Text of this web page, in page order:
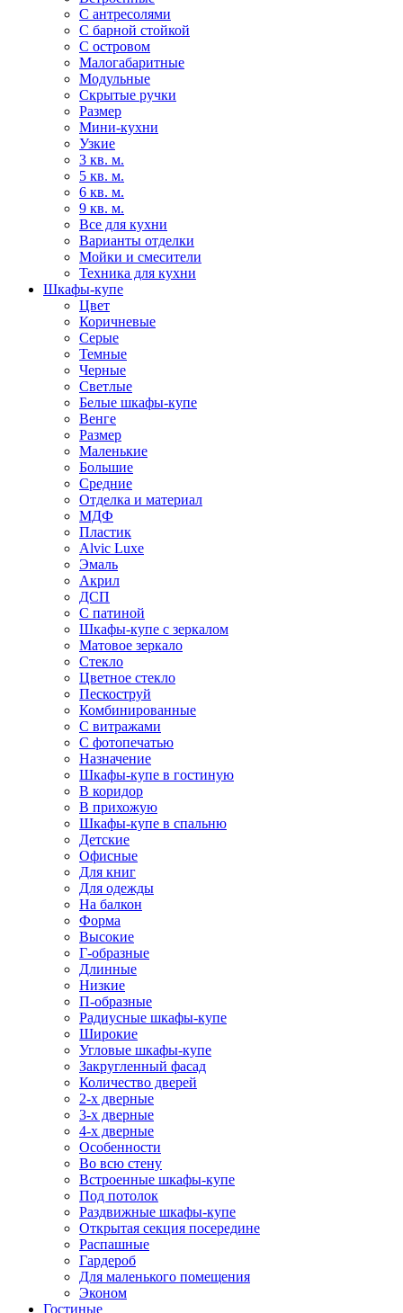
С антресолями
С барной стойкой
С островом
Малогабаритные
Модульные
Скрытые ручки
Размер
Мини-кухни
Узкие
3 кв. м.
5 кв. м.
6 кв. м.
9 кв. м.
Все для кухни
Варианты отделки
Мойки и смесители
Техника для кухни
Шкафы-купе
Цвет
Коричневые
Серые
Темные
Черные
Светлые
Белые шкафы-купе
Венге
Размер
Маленькие
Большие
Средние
Отделка и материал
МДФ
Пластик
Alvic Luxe
Эмаль
Акрил
ДСП
С патиной
Шкафы-купе с зеркалом
Матовое зеркало
Стекло
Цветное стекло
Пескоструй
Комбинированные
С витражами
С фотопечатью
Назначение
Шкафы-купе в гостиную
В коридор
В прихожую
Шкафы-купе в спальню
Детские
Офисные
Для книг
Для одежды
На балкон
Форма
Высокие
Г-образные
Длинные
Низкие
П-образные
Радиусные шкафы-купе
Широкие
Угловые шкафы-купе
Закругленный фасад
Количество дверей
2-х дверные
3-х дверные
4-х дверные
Особенности
Во всю стену
Встроенные шкафы-купе
Под потолок
Раздвижные шкафы-купе
Открытая секция посередине
Распашные
Гардероб
Для маленького помещения
Эконом
Гостиные